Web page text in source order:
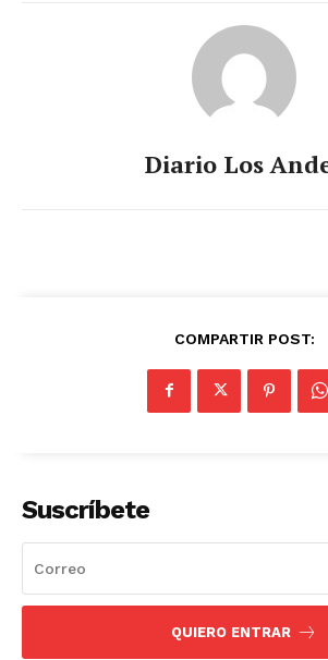
Diario Los
COMPARTIR POST:
Suscríbete
QUIERO ENTRAR